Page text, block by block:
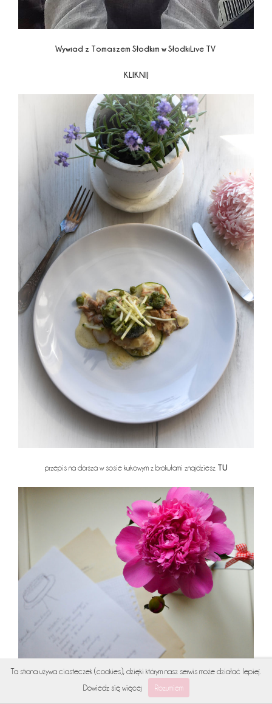
Wywiad z Tomaszem Słodkim w SłodkiLive TV
KLIKNIJ
przepis na dorsza w sosie kurkowym z brokułami znajdziesz TU
Ta strona używa ciasteczek (cookies), dzięki którym nasz serwis może działać lepiej.
Dowiedz się więcej
Rozumiem